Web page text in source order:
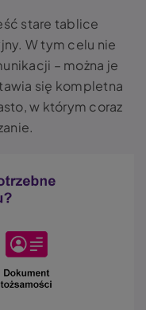
stare tablice
W tym celu nie
– można je
się kompletna
w którym coraz